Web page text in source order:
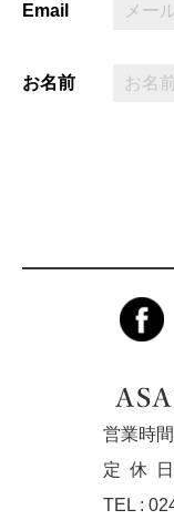
Email
お名前
営業時
定休
TEL :